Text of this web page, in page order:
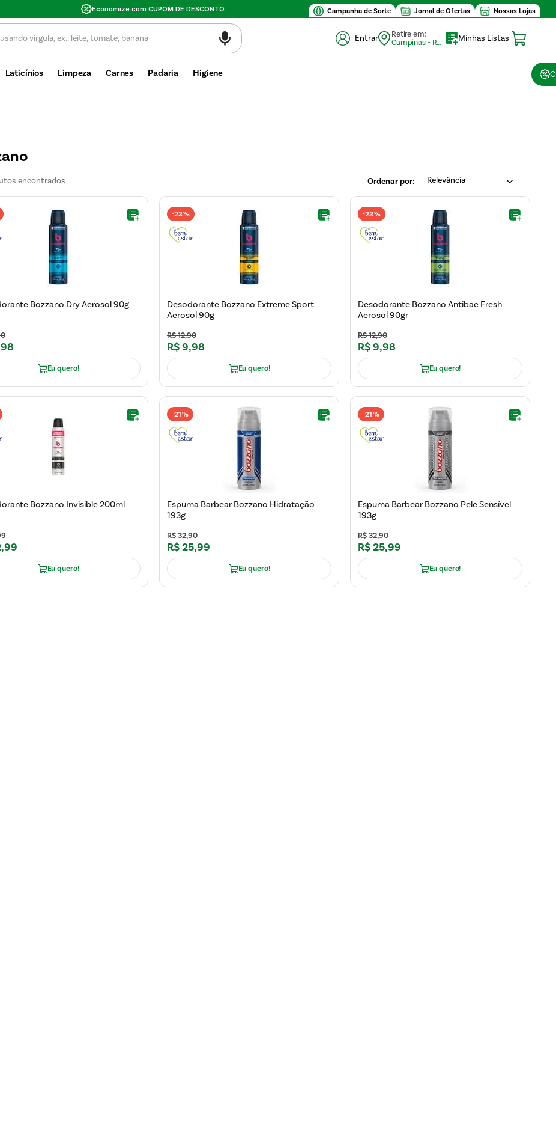
Campanha de Sorte Jornal de Ofertas Nossas Lojas
Valor mínimo de compra $30
Entrar
Retire em:
Campinas - Retirada (10)
Minhas Listas
Laticínios Limpeza Carnes Padaria Higiene
Relevância
Bozzano Dry Aerosol 90g
98
Eu quero!
-23%
Desodorante Bozzano Extreme Sport
Aerosol 90g
R$12,90
R$9,98
Eu quero!
-23%
Desodorante Bozzano Antibac Fresh
Aerosol 90gr
R$12,90
R$9,98
Eu quero!
Bozzano Invisible 200ml
,99
Eu quero!
-21%
Espuma Barbear Bozzano Hidratação
193g
R$32,90
R$25,99
Eu quero!
-21%
Espuma Barbear Bozzano Pele Sensível
193g
R$32,90
R$25,99
Eu quero!